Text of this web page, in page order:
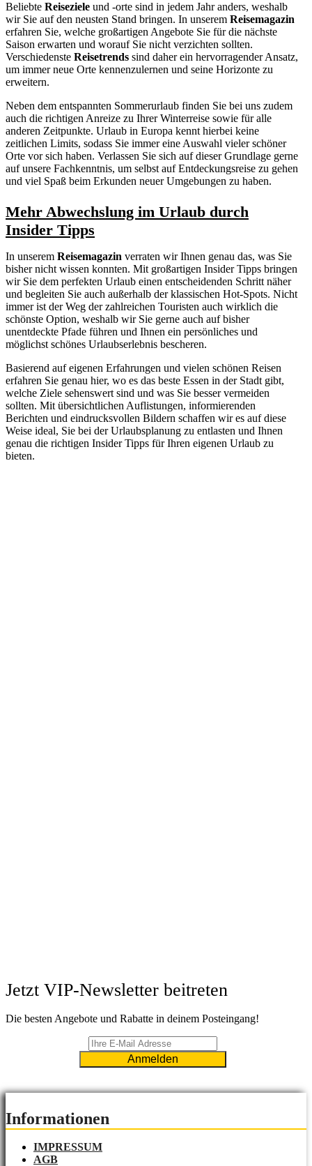
Beliebte Reiseziele und -orte sind in jedem Jahr anders, weshalb
wir Sie auf den neusten Stand bringen. In unserem Reisemagazin
erfahren Sie, welche großartigen Angebote Sie für die nächste
Saison erwarten und worauf Sie nicht verzichten sollten.
Verschiedenste Reisetrends sind daher ein hervorragender Ansatz,
um immer neue Orte kennenzulernen und seine Horizonte zu
erweitern.
Neben dem entspannten Sommerurlaub finden Sie bei uns zudem
auch die richtigen Anreize zu Ihrer Winterreise sowie für alle
anderen Zeitpunkte. Urlaub in Europa kennt hierbei keine
zeitlichen Limits, sodass Sie immer eine Auswahl vieler schöner
Orte vor sich haben. Verlassen Sie sich auf dieser Grundlage gerne
auf unsere Fachkenntnis, um selbst auf Entdeckungsreise zu gehen
und viel Spaß beim Erkunden neuer Umgebungen zu haben.
Mehr Abwechslung im Urlaub durch
Insider Tipps
In unserem Reisemagazin verraten wir Ihnen genau das, was Sie
bisher nicht wissen konnten. Mit großartigen Insider Tipps bringen
wir Sie dem perfekten Urlaub einen entscheidenden Schritt näher
und begleiten Sie auch außerhalb der klassischen Hot-Spots. Nicht
immer ist der Weg der zahlreichen Touristen auch wirklich die
schönste Option, weshalb wir Sie gerne auch auf bisher
unentdeckte Pfade führen und Ihnen ein persönliches und
möglichst schönes Urlaubserlebnis bescheren.
Basierend auf eigenen Erfahrungen und vielen schönen Reisen
erfahren Sie genau hier, wo es das beste Essen in der Stadt gibt,
welche Ziele sehenswert sind und was Sie besser vermeiden
sollten. Mit übersichtlichen Auflistungen, informierenden
Berichten und eindrucksvollen Bildern schaffen wir es auf diese
Weise ideal, Sie bei der Urlaubsplanung zu entlasten und Ihnen
genau die richtigen Insider Tipps für Ihren eigenen Urlaub zu
bieten.
Jetzt VIP-Newsletter beitreten
Die besten Angebote und Rabatte in deinem Posteingang!
Informationen
IMPRESSUM
AGB